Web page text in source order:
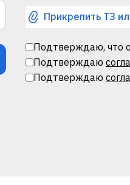
Прикрепить ТЗ
Подтверждаю, что
Подтверждаю
Подтверждаю